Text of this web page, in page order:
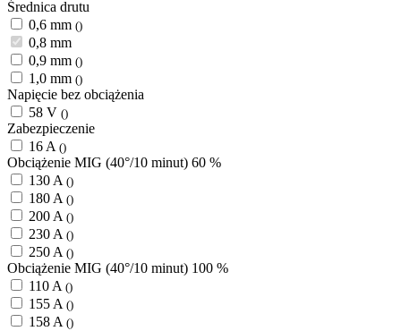
Średnica drutu
0,6 mm ()
0,8 mm
0,9 mm ()
1,0 mm ()
Napięcie bez obciążenia
58 V ()
Zabezpieczenie
16 A ()
Obciążenie MIG (40°/10 minut) 60 %
130 A ()
180 A ()
200 A ()
230 A ()
250 A ()
Obciążenie MIG (40°/10 minut) 100 %
110 A ()
155 A ()
158 A ()